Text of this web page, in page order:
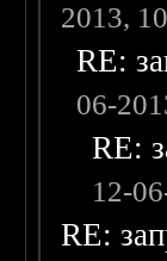
2013,
RE:
06-
RE:
12-
RE: